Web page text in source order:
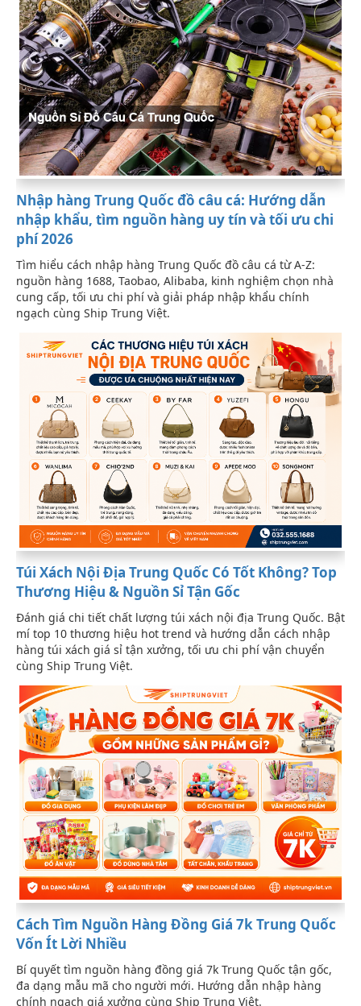
Nhập hàng Trung Quốc đồ câu cá: Hướng dẫn
nhập khẩu, tìm nguồn hàng uy tín và tối ưu chi
phí 2026
Tìm hiểu cách nhập hàng Trung Quốc đồ câu cá từ A-Z:
nguồn hàng 1688, Taobao, Alibaba, kinh nghiệm chọn nhà
cung cấp, tối ưu chi phí và giải pháp nhập khẩu chính
ngạch cùng Ship Trung Việt.
Túi Xách Nội Địa Trung Quốc Có Tốt Không? Top
Thương Hiệu & Nguồn Sỉ Tận Gốc
Đánh giá chi tiết chất lượng túi xách nội địa Trung Quốc. Bật
mí top 10 thương hiệu hot trend và hướng dẫn cách nhập
hàng túi xách giá sỉ tận xưởng, tối ưu chi phí vận chuyển
cùng Ship Trung Việt.
Cách Tìm Nguồn Hàng Đồng Giá 7k Trung Quốc
Vốn Ít Lời Nhiều
Bí quyết tìm nguồn hàng đồng giá 7k Trung Quốc tận gốc,
đa dạng mẫu mã cho người mới. Hướng dẫn nhập hàng
chính ngạch giá xưởng cùng Ship Trung Việt.